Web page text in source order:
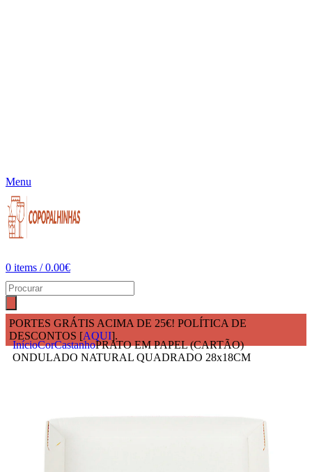
Menu
0 items / 0.00€
PORTES GRÁTIS ACIMA DE 25€! POLÍTICA DE
DESCONTOS [AQUI].
InícioCorCastanhoPRATO EM PAPEL (CARTÃO)
ONDULADO NATURAL QUADRADO 28x18CM